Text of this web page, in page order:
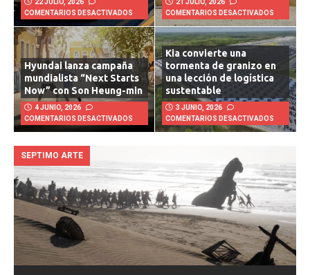
22 JULIO, 2026
COMENTARIOS DESACTIVADOS
21 JULIO, 2026
COMENTARIOS DESACTIVADOS
Hyundai lanza campaña
mundialista “Next Starts
Now” con Son Heung-min
4 JUNIO, 2026
COMENTARIOS DESACTIVADOS
Kia convierte una
tormenta de granizo en
una lección de logística
sustentable
3 JUNIO, 2026
COMENTARIOS DESACTIVADOS
SEPTIMO ARTE